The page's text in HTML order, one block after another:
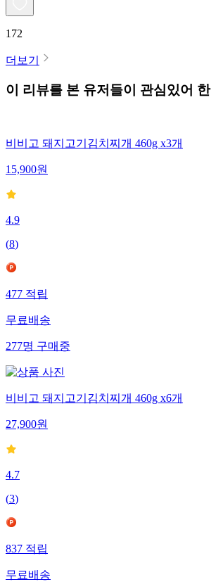
172
더보기
이 리뷰를 본 유저들이 관심있어
비비고 돼지고기김치찌개 460g x3개
15,900원
4.9
(8)
477 적립
무료배송
277명 구매중
비비고 돼지고기김치찌개 460g x6개
27,900원
4.7
(3)
837 적립
무료배송